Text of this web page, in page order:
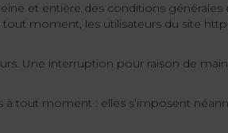
et entière des conditions générales
moment, les utilisateurs du site
Une interruption pour raison de
moment : elles s’imposent